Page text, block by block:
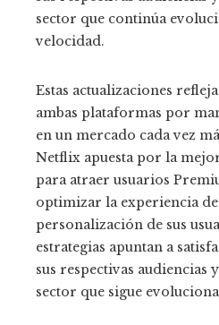
sector que continúa
velocidad.
Estas actualizaciones
ambas plataformas por
en un mercado cada vez
Netflix apuesta por la
para atraer usuarios
optimizar la experiencia
personalización de sus
estrategias apuntan a
sus respectivas audiencias
sector que sigue